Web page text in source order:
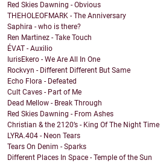
Red Skies Dawning - Obvious
THEHOLEOFMARK - The Anniversary
Saphira - who is there?
Ren Martinez - Take Touch
ÉVAT - Auxilio
IurisEkero - We Are All In One
Rockvyn - Different Different But Same
Echo Flora - Defeated
Cult Caves - Part of Me
Dead Mellow - Break Through
Red Skies Dawning - From Ashes
Christian & the 2120’s - King Of The Night Time
LYRA.404 - Neon Tears
Tears On Denim - Sparks
Different Places In Space - Temple of the Sun